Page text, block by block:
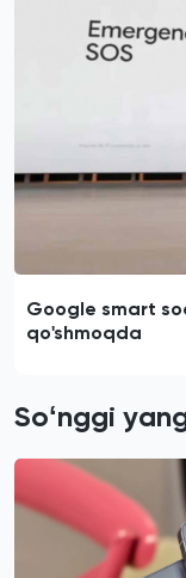
Google smart
qo'shmoqda
Soʻnggi